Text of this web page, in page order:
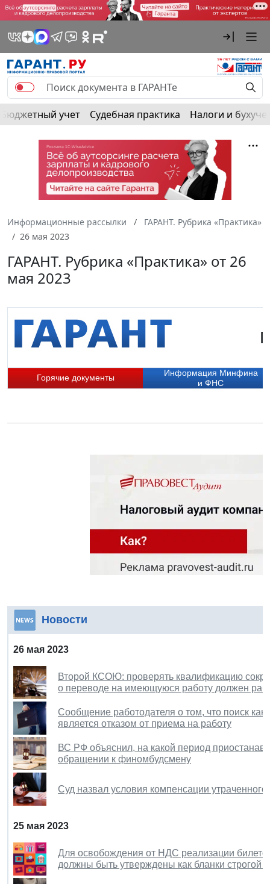
Бюджетный учет Судебная практика Налоги и
Информационные рассылки
ГАРАНТ. Рубрика «Практика»
26 мая 2023
ГАРАНТ. Рубрика «Практика» от 26
мая 2023
Горячие документы
Информация Минфина
и ФНС
Новости
26 мая 2023
Второй КСОЮ: проверять квалификацию
о переводе на имеющуюся работу должен
Сообщение работодателя о том, что поиск
является отказом от приема на работу
ВС РФ объяснил, на какой период
обращении к финомбудсмену
Суд назвал условия компенсации
25 мая 2023
Для освобождения от НДС реализации
должны быть утверждены как бланки строгой